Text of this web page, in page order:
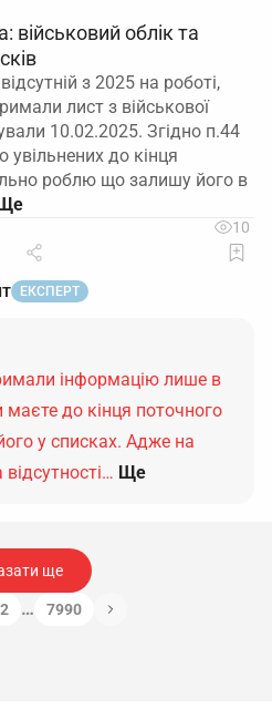
військовий облік та
з 2025 на роботі,
лист з військової
10.02.2025. Згідно п.44
до кінця
роблю що залишу його в
10
ЕКСПЕРТ
інформацію лише в
до кінця поточного
у списках. Адже на
Ще
ще
2 … 7990